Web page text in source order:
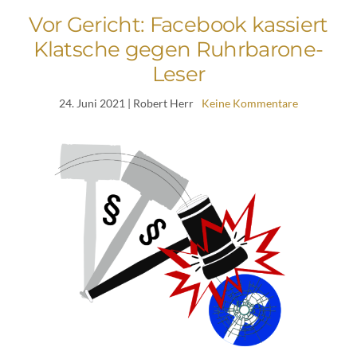
Vor Gericht: Facebook kassiert
Klatsche gegen Ruhrbarone-
Leser
24. Juni 2021 | Robert Herr Keine Kommentare